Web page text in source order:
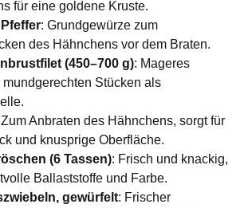
für eine goldene Kruste.
: Grundgewürze zum
des Hähnchens vor dem Braten.
(450–700 g): Mageres
mundgerechten Stücken als
Zum Anbraten des Hähnchens, sorgt für
und knusprige Oberfläche.
(6 Tassen): Frisch und knackig,
Ballaststoffe und Farbe.
gewürfelt: Frischer